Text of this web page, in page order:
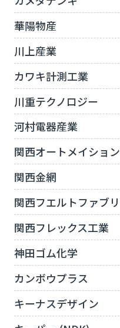
華陽物産
川上産業
カワキ計測工業
川重テクノロジー
河村電器産業
関西オートメイション
関西金網
関西フエルトファブ
関西フレックス工業
神田ゴム化学
カンボウプラス
キーナスデザイン